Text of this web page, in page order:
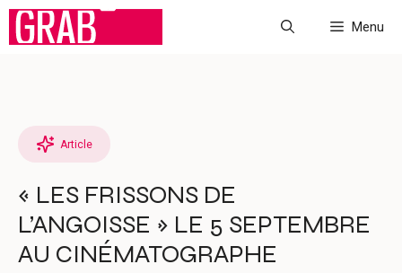
Aller
Menu
Article
« LES FRISSONS DE
L’ANGOISSE » LE 5 SEPTEMBRE
AU CINÉMATOGRAPHE